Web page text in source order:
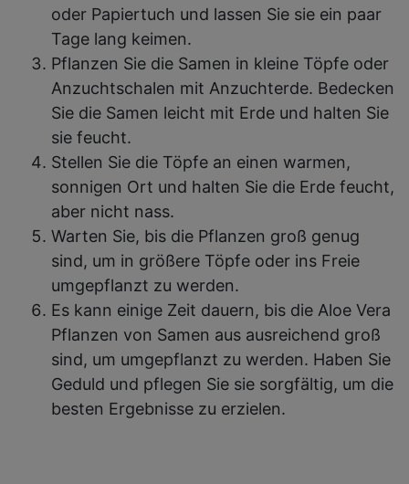
oder Papiertuch und lassen Sie sie ein paar
Tage lang keimen.
Pflanzen Sie die Samen in kleine Töpfe oder
Anzuchtschalen mit Anzuchterde. Bedecken
Sie die Samen leicht mit Erde und halten Sie
sie feucht.
Stellen Sie die Töpfe an einen warmen,
sonnigen Ort und halten Sie die Erde feucht,
aber nicht nass.
Warten Sie, bis die Pflanzen groß genug
sind, um in größere Töpfe oder ins Freie
umgepflanzt zu werden.
Es kann einige Zeit dauern, bis die Aloe Vera
Pflanzen von Samen aus ausreichend groß
sind, um umgepflanzt zu werden. Haben Sie
Geduld und pflegen Sie sie sorgfältig, um die
besten Ergebnisse zu erzielen.